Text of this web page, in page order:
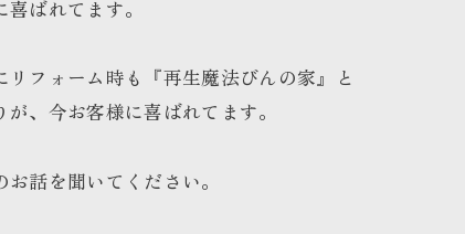
ばれてます。
フォーム時も『再生魔法びんの家』と
、今お客様に喜ばれてます。
話を聞いてください。